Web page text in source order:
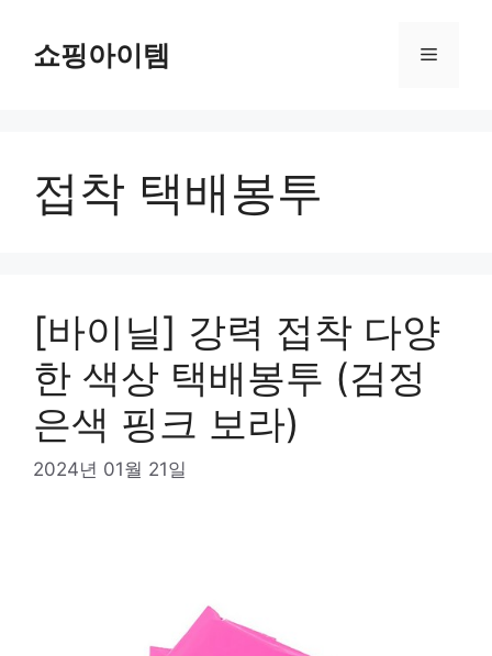
쇼핑아이템 메
접착 택배봉투
[바이닐] 강력 접착 다양
한 색상 택배봉투 (검정
은색 핑크 보라)
2024년 01월 21일